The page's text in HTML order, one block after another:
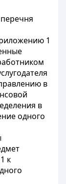
1
в
в
одного
к